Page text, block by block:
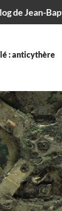
: anticythère